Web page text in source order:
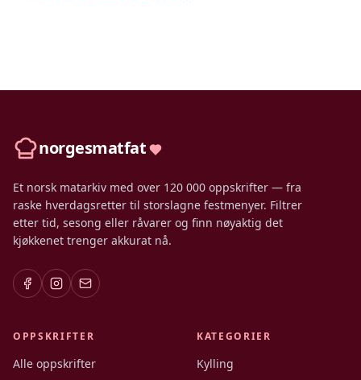
norgesmatfat
Et norsk matarkiv med over 120 000 oppskrifter — fra
raske hverdagsretter til storslagne festmenyer. Filtrer
etter tid, sesong eller råvarer og finn nøyaktig det
kjøkkenet trenger akkurat nå.
OPPSKRIFTER
Alle oppskrifter
KATEGORIER
Kylling